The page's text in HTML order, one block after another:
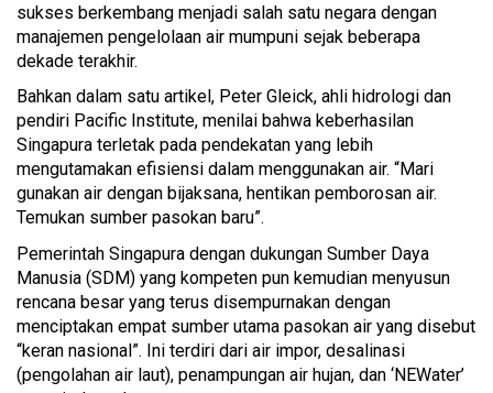
sukses berkembang menjadi salah satu negara dengan
manajemen pengelolaan air mumpuni sejak beberapa
dekade terakhir.
Bahkan dalam satu artikel, Peter Gleick, ahli hidrologi dan
pendiri Pacific Institute, menilai bahwa keberhasilan
Singapura terletak pada pendekatan yang lebih
mengutamakan efisiensi dalam menggunakan air. “Mari
gunakan air dengan bijaksana, hentikan pemborosan air.
Temukan sumber pasokan baru”.
Pemerintah Singapura dengan dukungan Sumber Daya
Manusia (SDM) yang kompeten pun kemudian menyusun
rencana besar yang terus disempurnakan dengan
menciptakan empat sumber utama pasokan air yang disebut
“keran nasional”. Ini terdiri dari air impor, desalinasi
(pengolahan air laut), penampungan air hujan, dan ‘NEWater’